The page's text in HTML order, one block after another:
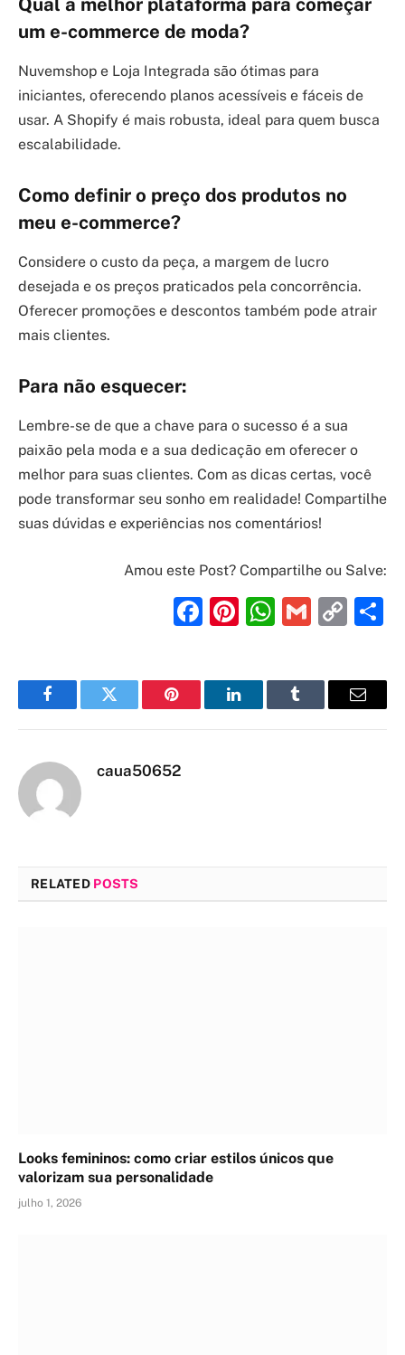
um e-commerce de moda?
Nuvemshop e Loja Integrada são ótimas para
iniciantes, oferecendo planos acessíveis e fáceis de
usar. A Shopify é mais robusta, ideal para quem busca
escalabilidade.
Como definir o preço dos produtos no
meu e-commerce?
Considere o custo da peça, a margem de lucro
desejada e os preços praticados pela concorrência.
Oferecer promoções e descontos também pode atrair
mais clientes.
Para não esquecer:
Lembre-se de que a chave para o sucesso é a sua
paixão pela moda e a sua dedicação em oferecer o
melhor para suas clientes. Com as dicas certas, você
pode transformar seu sonho em realidade! Compartilhe
suas dúvidas e experiências nos comentários!
Amou este Post? Compartilhe ou Salve:
Facebook
Pinterest
Gmail
FacebookTwitter Pinterest LinkedInTumblr Email
caua50652
RELATED POSTS
Looks femininos: como criar estilos únicos que
valorizam sua personalidade
julho 1, 2026